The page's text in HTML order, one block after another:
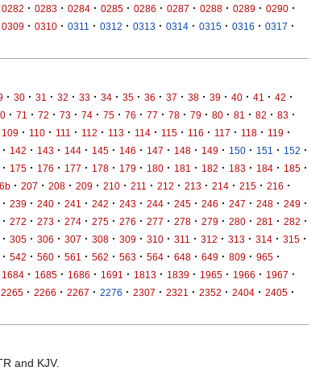
0282 · 0283 · 0284 · 0285 · 0286 · 0287 · 0288 · 0289 · 0290 ·
0309 · 0310 · 0311 · 0312 · 0313 · 0314 · 0315 · 0316 · 0317 ·
· 30 · 31 · 32 · 33 · 34 · 35 · 36 · 37 · 38 · 39 · 40 · 41 · 42 ·
· 71 · 72 · 73 · 74 · 75 · 76 · 77 · 78 · 79 · 80 · 81 · 82 · 83 ·
109 · 110 · 111 · 112 · 113 · 114 · 115 · 116 · 117 · 118 · 119 ·
· 142 · 143 · 144 · 145 · 146 · 147 · 148 · 149 · 150 · 151 · 152 ·
· 175 · 176 · 177 · 178 · 179 · 180 · 181 · 182 · 183 · 184 · 185 ·
· 207 · 208 · 209 · 210 · 211 · 212 · 213 · 214 · 215 · 216 ·
· 239 · 240 · 241 · 242 · 243 · 244 · 245 · 246 · 247 · 248 · 249 ·
· 272 · 273 · 274 · 275 · 276 · 277 · 278 · 279 · 280 · 281 · 282 ·
· 305 · 306 · 307 · 308 · 309 · 310 · 311 · 312 · 313 · 314 · 315 ·
· 542 · 560 · 561 · 562 · 563 · 564 · 648 · 649 · 809 · 965 ·
1684 · 1685 · 1686 · 1691 · 1813 · 1839 · 1965 · 1966 · 1967 ·
2265 · 2266 · 2267 · 2276 · 2307 · 2321 · 2352 · 2404 · 2405 ·
and KJV.